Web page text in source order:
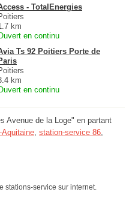
- TotalEnergies
km
en continu
Ts 92 Poitiers Porte de
km
en continu
Avenue de la Loge" en partant
station-service 86
stations-service sur internet.